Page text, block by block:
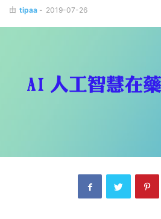
由 tipaa - 2019-07-26